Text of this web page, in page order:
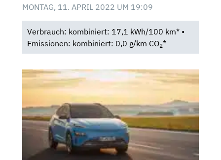
MONTAG, 11. APRIL 2022 UM 19:09
Verbrauch: kombiniert: 17,1 kWh/100 km* •
Emissionen: kombiniert: 0,0 g/km CO2*